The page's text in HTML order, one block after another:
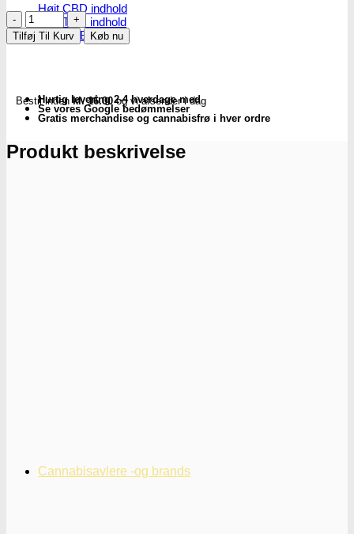
Højt CBD indhold
Højt THC indhold
Billige CBD frø
Cannabisavlere -og brands
Firkantet
plantepotte
|
Tilføj Til Kurv Køb nu
Bestil indenkl. 16.00og vi afsender i dag
Hurtig levering 2-4 hverdage med
Se vores Google bedømmelser
Gratis merchandise og cannabisfrø i hver ordre
Produkt beskrivelse